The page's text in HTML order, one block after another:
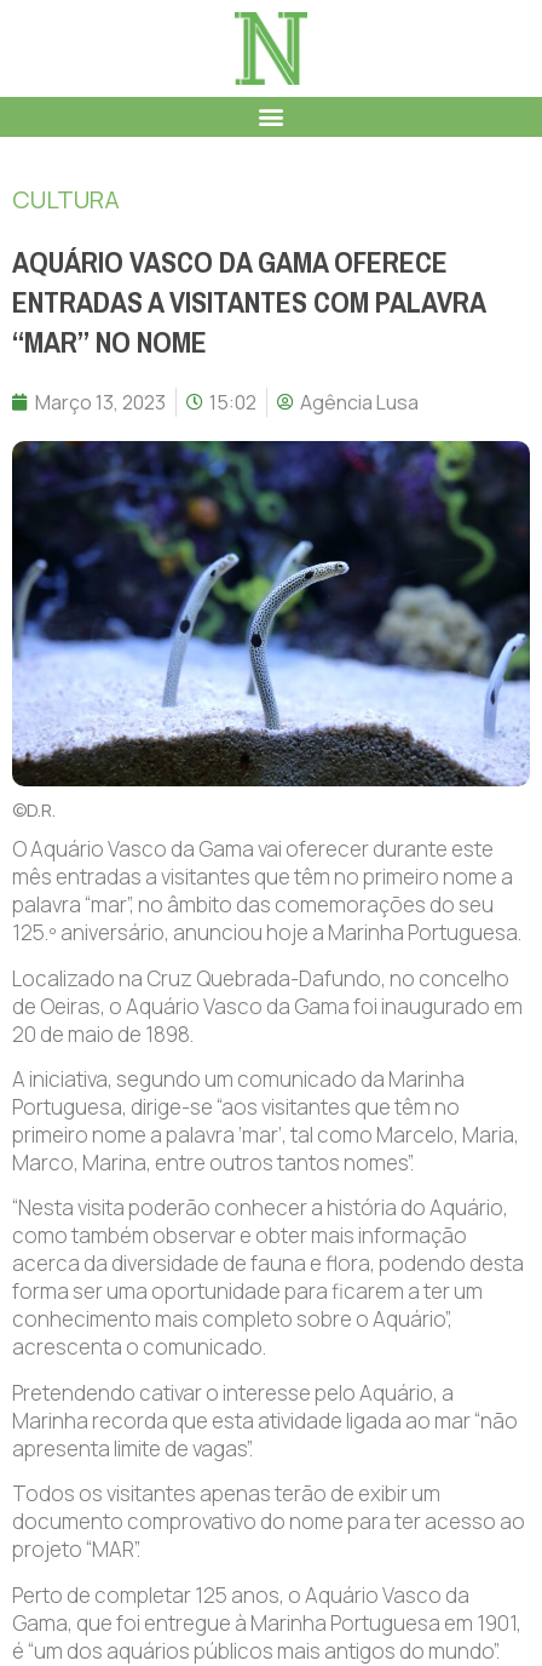
CULTURA
AQUÁRIO VASCO DA GAMA OFERECE
ENTRADAS A VISITANTES COM PALAVRA
“MAR” NO NOME
Março 13, 2023 15:02 Agência Lusa
©D.R.
O Aquário Vasco da Gama vai oferecer durante este
mês entradas a visitantes que têm no primeiro nome a
palavra “mar”, no âmbito das comemorações do seu
125.º aniversário, anunciou hoje a Marinha Portuguesa.
Localizado na Cruz Quebrada-Dafundo, no concelho
de Oeiras, o Aquário Vasco da Gama foi inaugurado em
20 de maio de 1898.
A iniciativa, segundo um comunicado da Marinha
Portuguesa, dirige-se “aos visitantes que têm no
primeiro nome a palavra ‘mar’, tal como Marcelo, Maria,
Marco, Marina, entre outros tantos nomes”.
“Nesta visita poderão conhecer a história do Aquário,
como também observar e obter mais informação
acerca da diversidade de fauna e flora, podendo desta
forma ser uma oportunidade para ficarem a ter um
conhecimento mais completo sobre o Aquário”,
acrescenta o comunicado.
Pretendendo cativar o interesse pelo Aquário, a
Marinha recorda que esta atividade ligada ao mar “não
apresenta limite de vagas”.
Todos os visitantes apenas terão de exibir um
documento comprovativo do nome para ter acesso ao
projeto “MAR”.
Perto de completar 125 anos, o Aquário Vasco da
Gama, que foi entregue à Marinha Portuguesa em 1901,
é “um dos aquários públicos mais antigos do mundo”.